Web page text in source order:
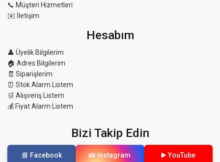
📞 Müşteri Hizmetleri
✉️ İletişim
Hesabım
👤 Üyelik Bilgilerim
🏠 Adres Bilgilerim
🧾 Siparişlerim
⏰ Stok Alarm Listem
🛒 Alışveriş Listem
💰 Fiyat Alarm Listem
Bizi Takip Edin
📘 Facebook 📸 Instagram ▶️ YouTube